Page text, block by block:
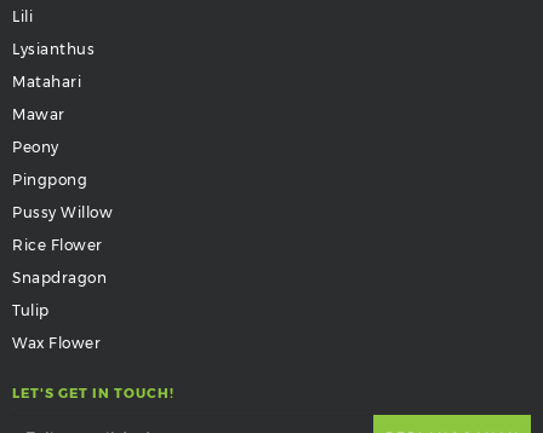
Lili
Lysianthus
Matahari
Mawar
Peony
Pingpong
Pussy Willow
Rice Flower
Snapdragon
Tulip
Wax Flower
LET'S GET IN TOUCH!